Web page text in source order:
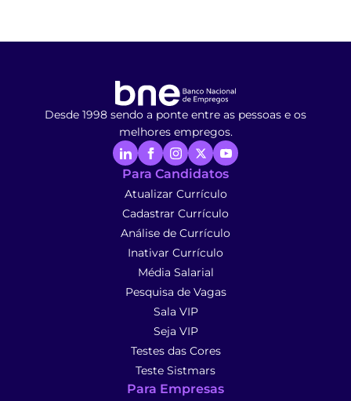
Desde 1998 sendo a ponte entre as pessoas e os
melhores empregos.
Para Candidatos
Atualizar Currículo
Cadastrar Currículo
Análise de Currículo
Inativar Currículo
Média Salarial
Pesquisa de Vagas
Sala VIP
Seja VIP
Testes das Cores
Teste Sistmars
Para Empresas